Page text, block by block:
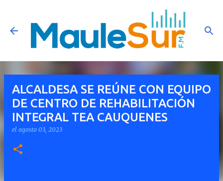
Ir al contenido principal
ALCALDESA SE REÚNE CON EQUIPO
DE CENTRO DE REHABILITACIÓN
INTEGRAL TEA CAUQUENES
el agosto 03, 2023